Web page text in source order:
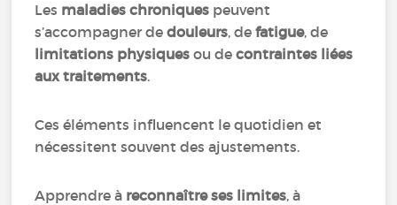
Les maladies chroniques peuvent
s’accompagner dedouleurs, defatigue, de
limitations physiques ou decontraintes liées
aux traitements.
Ces éléments influencent le quotidien et
nécessitent souvent des ajustements.
Apprendre à reconnaître ses limites, à